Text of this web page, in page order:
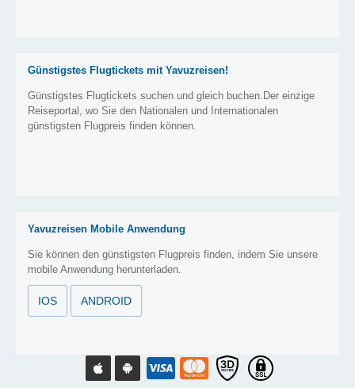
Günstigstes Flugtickets mit Yavuzreisen!
Günstigstes Flugtickets suchen und gleich buchen.Der einzige
Reiseportal, wo Sie den Nationalen und Internationalen
günstigsten Flugpreis finden können.
Yavuzreisen Mobile Anwendung
Sie können den günstigsten Flugpreis finden, indem Sie unsere
mobile Anwendung herunterladen.
IOS ANDROID